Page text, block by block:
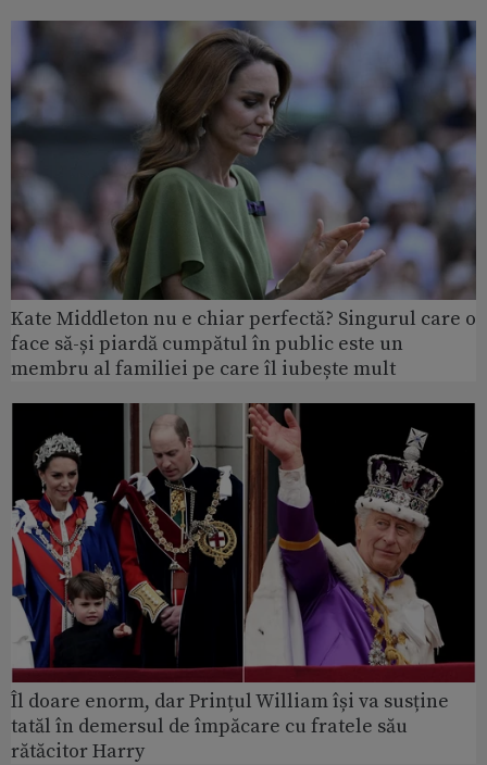
Kate Middleton nu e chiar perfectă? Singurul care o
face să-și piardă cumpătul în public este un
membru al familiei pe care îl iubește mult
Îl doare enorm, dar Prințul William își va susține
tatăl în demersul de împăcare cu fratele său
rătăcitor Harry